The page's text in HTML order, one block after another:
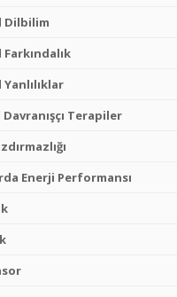
Dilbilim
Farkındalık
Davranışçı Terapiler
Enerji Performansı